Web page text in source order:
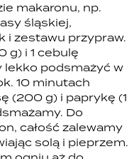
makaronu, np.
śląskiej,
i zestawu przypraw.
g) i 1 cebulę
lekko podsmażyć w
10 minutach
(200 g) i paprykę (1
Do
całość zalewamy
solą i pieprzem.